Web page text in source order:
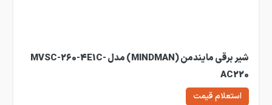
شیر برقی مایندمن (MINDMAN) مدل MVSC-260-4E1C-
AC220
استعلام قیمت